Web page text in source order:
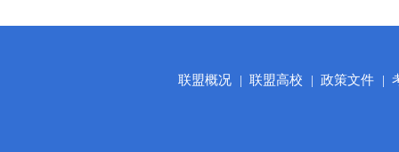
联盟概况 | 联盟高校 | 政策文件 |